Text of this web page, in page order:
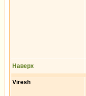
Наверх
Viresh